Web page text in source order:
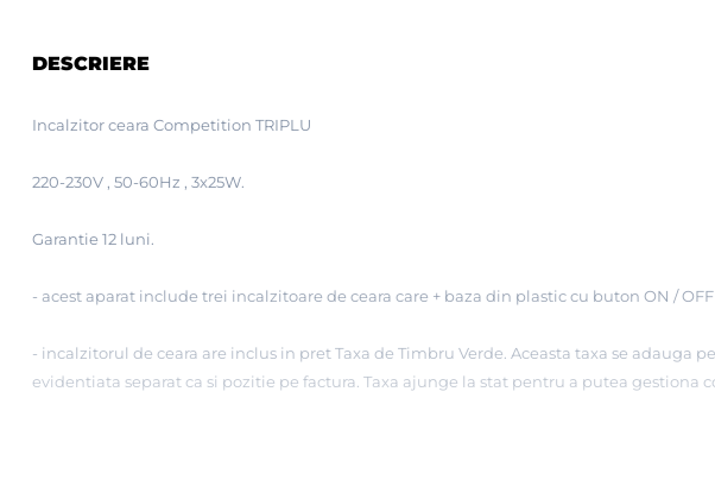
DESCRIERE
Incalzitor ceara Competition TRIPLU
220-230V , 50-60Hz , 3x25W.
Garantie 12 luni.
- acest aparat include trei incalzitoare de ceara care + baza din plastic cu buton ON /
- incalzitorul de ceara are inclus in pretTaxa de Timbru Verde. Aceasta taxa se adauga
evidentiata separat ca si pozitie pe factura. Taxa ajunge la stat pentru a putea gestiona